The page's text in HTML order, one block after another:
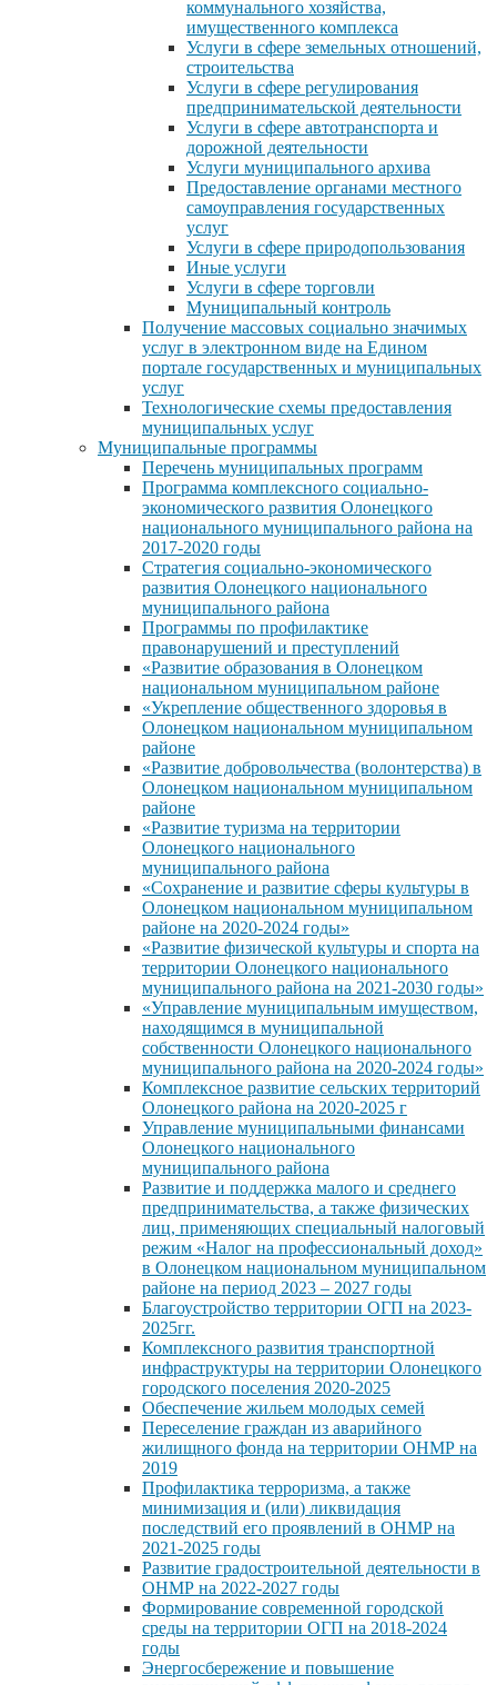
коммунального хозяйства,
имущественного комплекса
Услуги в сфере земельных отношений,
строительства
Услуги в сфере регулирования
предпринимательской деятельности
Услуги в сфере автотранспорта и
дорожной деятельности
Услуги муниципального архива
Предоставление органами местного
самоуправления государственных
услуг
Услуги в сфере природопользования
Иные услуги
Услуги в сфере торговли
Муниципальный контроль
Получение массовых социально значимых
услуг в электронном виде на Едином
портале государственных и муниципальных
услуг
Технологические схемы предоставления
муниципальных услуг
Муниципальные программы
Перечень муниципальных программ
Программа комплексного социально-
экономического развития Олонецкого
национального муниципального района на
2017-2020 годы
Стратегия социально-экономического
развития Олонецкого национального
муниципального района
Программы по профилактике
правонарушений и преступлений
«Развитие образования в Олонецком
национальном муниципальном районе
«Укрепление общественного здоровья в
Олонецком национальном муниципальном
районе
«Развитие добровольчества (волонтерства) в
Олонецком национальном муниципальном
районе
«Развитие туризма на территории
Олонецкого национального
муниципального района
«Сохранение и развитие сферы культуры в
Олонецком национальном муниципальном
районе на 2020-2024 годы»
«Развитие физической культуры и спорта на
территории Олонецкого национального
муниципального района на 2021-2030 годы»
«Управление муниципальным имуществом,
находящимся в муниципальной
собственности Олонецкого национального
муниципального района на 2020-2024 годы»
Комплексное развитие сельских территорий
Олонецкого района на 2020-2025 г
Управление муниципальными финансами
Олонецкого национального
муниципального района
Развитие и поддержка малого и среднего
предпринимательства, а также физических
лиц, применяющих специальный налоговый
режим «Налог на профессиональный доход»
в Олонецком национальном муниципальном
районе на период 2023 – 2027 годы
Благоустройство территории ОГП на 2023-
2025гг.
Комплексного развития транспортной
инфраструктуры на территории Олонецкого
городского поселения 2020-2025
Обеспечение жильем молодых семей
Переселение граждан из аварийного
жилищного фонда на территории ОНМР на
2019
Профилактика терроризма, а также
минимизация и (или) ликвидация
последствий его проявлений в ОНМР на
2021-2025 годы
Развитие градостроительной деятельности в
ОНМР на 2022-2027 годы
Формирование современной городской
среды на территории ОГП на 2018-2024
годы
Энергосбережение и повышение